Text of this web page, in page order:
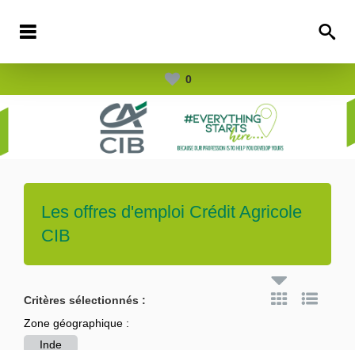
0
Les offres d'emploi Crédit Agricole
CIB
Critères sélectionnés :
Zone géographique :
Inde